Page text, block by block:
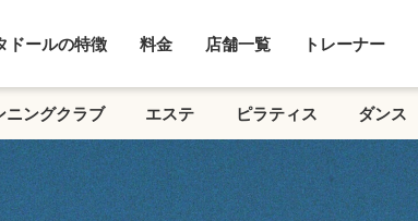
ドールの特徴 料金 店舗一覧 トレーナー
ニングクラブ エステ ピラティス ダンス